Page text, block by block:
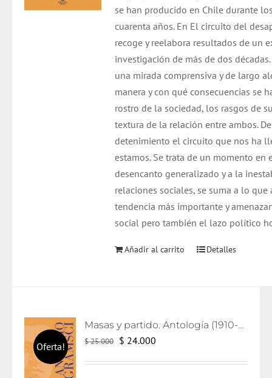
se han producido en Chile durante
cuarenta años. En El circuito del
recoge y reelabora resultados de un
investigación de más de dos
una mirada comprensiva y de largo
manera y con qué consecuencias se
rostro de la sociedad, los rasgos de
textura de la relación entre ambos.
detenimiento el circuito que nos ha
estamos. Se trata de un momento en
desencanto generalizado y a la
relaciones sociales, se suma a lo que
tendencia más importante y
social pero también el lazo político
Añadir al carrito Detalles
Oferta!
Masas y partido. Antología (1910-1926)
$25.000 El
$ 24.000